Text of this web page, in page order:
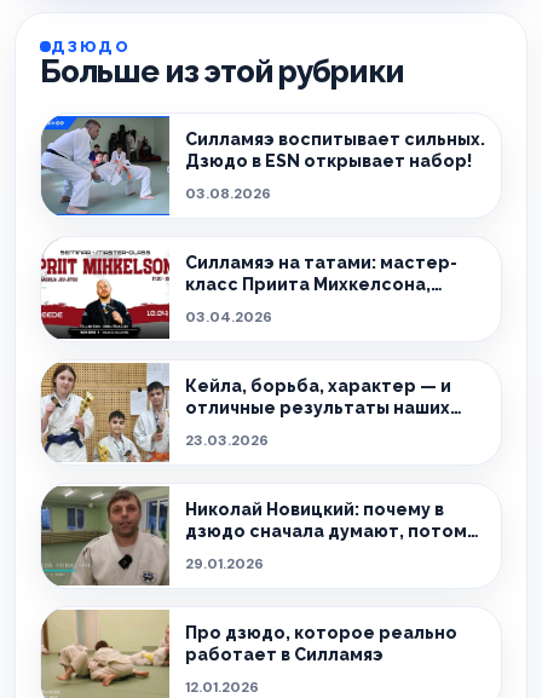
ДЗЮДО
Больше из этой рубрики
Силламяэ воспитывает сильных.
Дзюдо в ESN открывает набор!
03.08.2026
Силламяэ на татами: мастер-
класс Приита Михкелсона,
регионе
03.04.2026
Кейла, борьба, характер — и
отличные результаты наших
23.03.2026
Николай Новицкий: почему в
дзюдо сначала думают, потом
29.01.2026
Про дзюдо, которое реально
работает в Силламяэ
12.01.2026